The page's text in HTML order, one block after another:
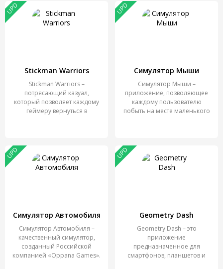
Stickman Warriors
Stickman Warriors –
потрясающий казуал,
который позволяет каждому
геймеру вернуться в
UPD
Симулятор Мыши
Симулятор Мыши –
приложение, позволяющее
каждому пользователю
побыть на месте маленького
UPD
Симулятор Автомобиля
Симулятор Автомобиля –
качественный симулятор,
созданный Российской
компанией «Oppana Games».
UPD
Geometry Dash
Geometry Dash – это
приложение
предназначенное для
смартфонов, планшетов и
UPD